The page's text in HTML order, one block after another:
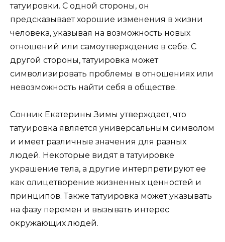
татуировки. С одной стороны, он
предсказывает хорошие изменения в жизни
человека, указывая на возможность новых
отношений или самоутверждение в себе. С
другой стороны, татуировка может
символизировать проблемы в отношениях или
невозможность найти себя в обществе.
Сонник Екатерины Зимы утверждает, что
татуировка является универсальным символом
и имеет различные значения для разных
людей. Некоторые видят в татуировке
украшение тела, а другие интерпретируют ее
как олицетворение жизненных ценностей и
принципов. Также татуировка может указывать
на фазу перемен и вызывать интерес
окружающих людей.